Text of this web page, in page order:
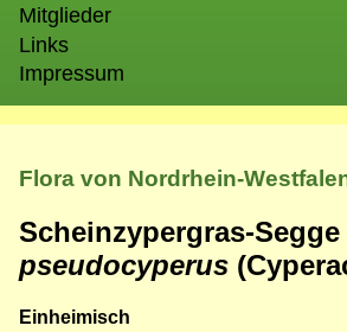
Mitglieder
Links
Impressum
Flora von Nordrhein-
Scheinzypergras-Segge
pseudocyperus
Einheimisch